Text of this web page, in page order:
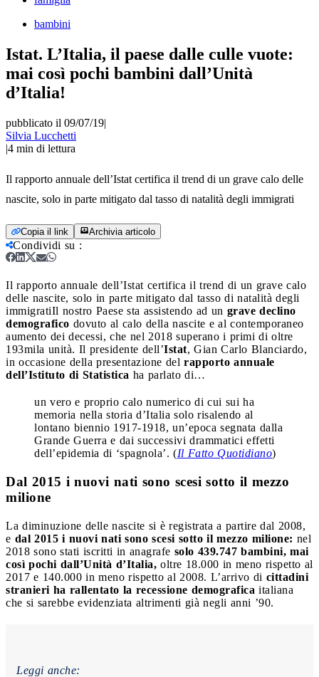
bambini
Istat. L’Italia, il paese dalle culle vuote:
mai così pochi bambini dall’Unità
d’Italia!
pubblicato il 09/07/19|
Silvia Lucchetti
|4 min di lettura
Il rapporto annuale dell’Istat certifica il trend di un grave calo delle
nascite, solo in parte mitigato dal tasso di natalità degli immigrati
Copia il link Archivia articolo
Condividi su :
Il rapporto annuale dell’Istat certifica il trend di un grave calo
delle nascite, solo in parte mitigato dal tasso di natalità degli
immigratiIl nostro Paese sta assistendo ad un grave declino
demografico dovuto al calo della nascite e al contemporaneo
aumento dei decessi, che nel 2018 superano i primi di oltre
193mila unità. Il presidente dell’Istat, Gian Carlo Blanciardo,
in occasione della presentazione del rapporto annuale
dell’Istituto di Statistica ha parlato di…
un vero e proprio calo numerico di cui sui ha
memoria nella storia d’Italia solo risalendo al
lontano biennio 1917-1918, un’epoca segnata dalla
Grande Guerra e dai successivi drammatici effetti
dell’epidemia di ‘spagnola’. (Il Fatto Quotidiano)
Dal 2015 i nuovi nati sono scesi sotto il mezzo
milione
La diminuzione delle nascite si è registrata a partire dal 2008,
e dal 2015 i nuovi nati sono scesi sotto il mezzo milione: nel
2018 sono stati iscritti in anagrafe solo 439.747 bambini, mai
così pochi dall’Unità d’Italia, oltre 18.000 in meno rispetto al
2017 e 140.000 in meno rispetto al 2008. L’arrivo di cittadini
stranieri ha rallentato la recessione demografica italiana
che si sarebbe evidenziata altrimenti già negli anni ’90.
Leggi anche: